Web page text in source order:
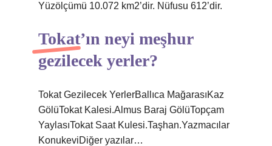
Yüzölçümü 10.072 km2’dir. Nüfusu 612’dir.
Tokat’ın neyi meşhur
gezilecek yerler?
Tokat Gezilecek YerlerBallıca MağarasıKaz
GölüTokat Kalesi.Almus Baraj GölüTopçam
YaylasıTokat Saat Kulesi.Taşhan.Yazmacılar
KonukeviDiğer yazılar…